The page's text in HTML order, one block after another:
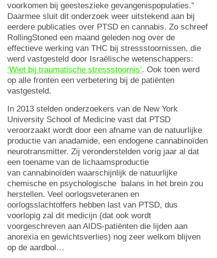
voorkomen bij geesteszieke gevangenispopulaties.”
Daarmee sluit dit onderzoek weer uitstekend aan bij
eerdere publicaties over PTSD en cannabis. Zo schreef
RollingStoned een maand geleden nog over de
effectieve werking van THC bij stressstoornissen, die
werd vastgesteld door Israëlische wetenschappers:
‘Wiet bij traumatische stressstoornis’. Ook toen werd
op alle fronten een verbetering bij de patiënten
vastgesteld.
In 2013 stelden onderzoekers van de New York
University School of Medicine vast dat PTSD
veroorzaakt wordt door een afname van de natuurlijke
productie van anadamide, een endogene cannabinoïden
neurotransmitter. Zij veronderstelden vorig jaar al dat
een toename van de lichaamsproductie
van cannabinoïden waarschijnlijk de natuurlijke
chemische en psychologische balans in het brein zou
herstellen. Veel oorlogsveteranen en
oorlogsslachtoffers hebben last van PTSD, dus
voorlopig zal dit medicijn (dat ook wordt
voorgeschreven aan AIDS-patiënten die lijden aan
anorexia en gewichtsverlies) nog zeer welkom blijven
op de aardbol…